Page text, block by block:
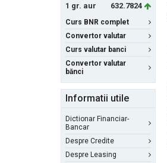
1 gr. aur
632.7824
Curs BNR complet
Convertor valutar
Curs valutar banci
Convertor valutar
bănci
Informatii utile
Dictionar Financiar-
Bancar
Despre Credite
Despre Leasing